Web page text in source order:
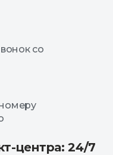
со
центра: 24/7